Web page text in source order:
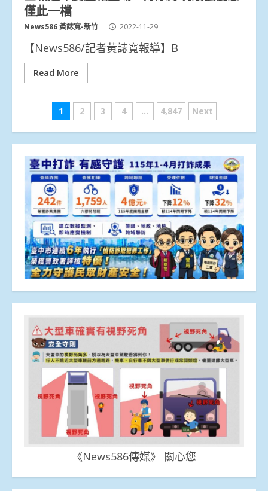
僅此一檔
News586 黃誌寬-新竹 2022-11-29
【News586/記者黃誌寬報導】B
Read More
文
章
分
頁
1 2 3 4 ... 4,847 Next
《News586傳媒》 關心您